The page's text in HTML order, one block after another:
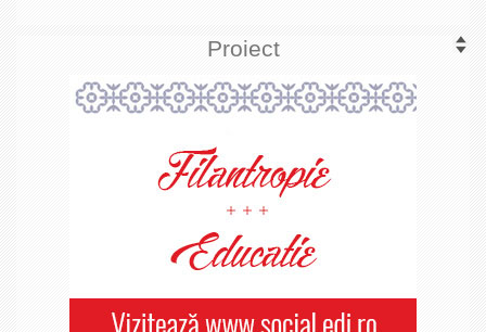
Proiect